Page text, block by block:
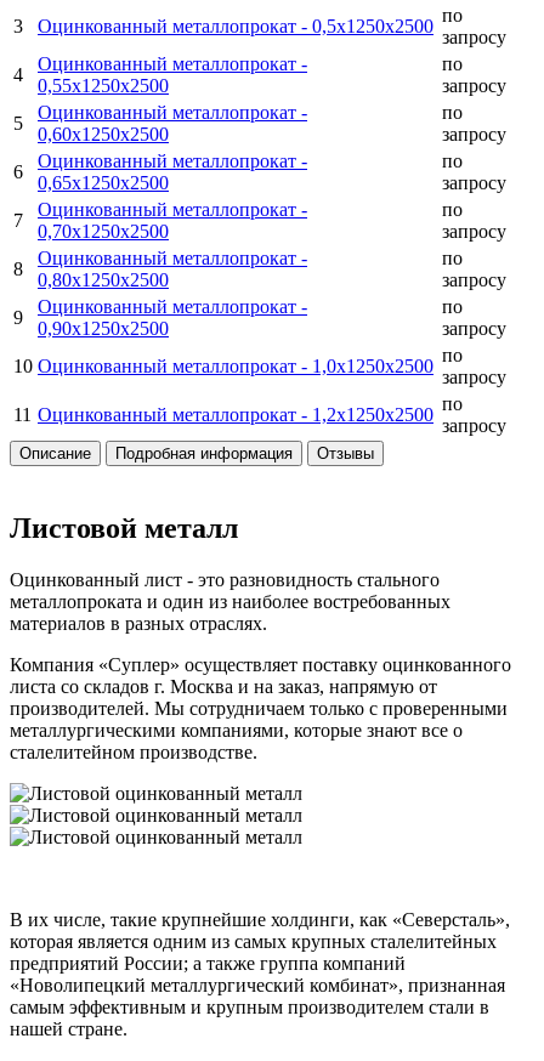
3
Оцинкованный металлопрокат - 0,5х1250х2500
по
запросу
4
Оцинкованный металлопрокат -
0,55х1250х2500
по
запросу
5
Оцинкованный металлопрокат -
0,60х1250х2500
по
запросу
6
Оцинкованный металлопрокат -
0,65х1250х2500
по
запросу
7
Оцинкованный металлопрокат -
0,70х1250х2500
по
запросу
8
Оцинкованный металлопрокат -
0,80х1250х2500
по
запросу
9
Оцинкованный металлопрокат -
0,90х1250х2500
по
запросу
10 Оцинкованный металлопрокат - 1,0х1250х2500
по
запросу
11 Оцинкованный металлопрокат - 1,2х1250х2500
по
запросу
Описание Подробная информация Отзывы
Листовой металл
Оцинкованный лист - это разновидность стального
металлопроката и один из наиболее востребованных
материалов в разных отраслях.
Компания «Суплер» осуществляет поставку оцинкованного
листа со складов г. Москва и на заказ, напрямую от
производителей. Мы сотрудничаем только с проверенными
металлургическими компаниями, которые знают все о
сталелитейном производстве.
В их числе, такие крупнейшие холдинги, как «Северсталь»,
которая является одним из самых крупных сталелитейных
предприятий России; а также группа компаний
«Новолипецкий металлургический комбинат», признанная
самым эффективным и крупным производителем стали в
нашей стране.